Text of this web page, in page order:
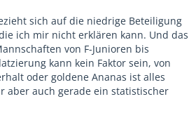
sich auf die niedrige Beteiligung
ich mir nicht erklären kann. Und das
von F-Junioren bis
kann kein Faktor sein, von
oder goldene Ananas ist alles
aber auch gerade ein statistischer